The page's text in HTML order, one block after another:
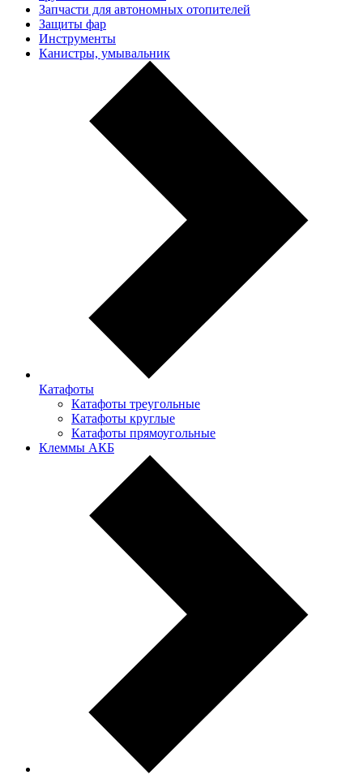
Запчасти для автономных отопителей
Защиты фар
Инструменты
Канистры, умывальник
Катафоты
Катафоты треугольные
Катафоты круглые
Катафоты прямоугольные
Клеммы АКБ